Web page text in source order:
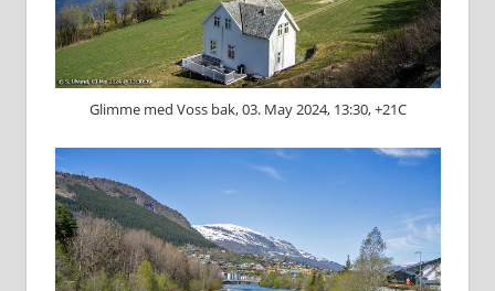
Glimme med Voss bak, 03. May 2024, 13:30, +21C